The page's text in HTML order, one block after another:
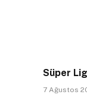
Süper
7 Ağustos